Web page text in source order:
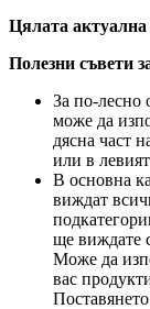
Цялата
Полезни съвети
За по-лесно
може да
дясна част
или в
В основна
виждат
ще виждате
Може да
вас